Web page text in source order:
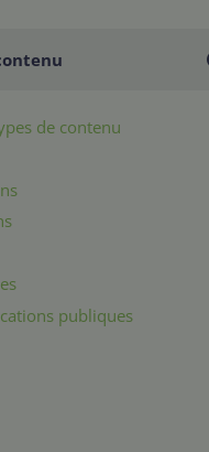
de contenu
publiques